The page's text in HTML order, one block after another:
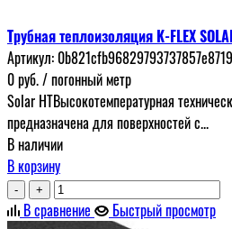
Трубная теплоизоляция K-FLEX
Артикул:
0руб./ погонный метр
Solar HTВысокотемпературная
предназначена для поверхностей с...
В наличии
В корзину
- +
В сравнение Быстрый просмотр